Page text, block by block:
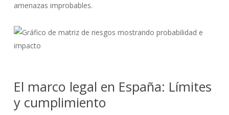
amenazas improbables.
El marco legal en España: Límites
y cumplimiento